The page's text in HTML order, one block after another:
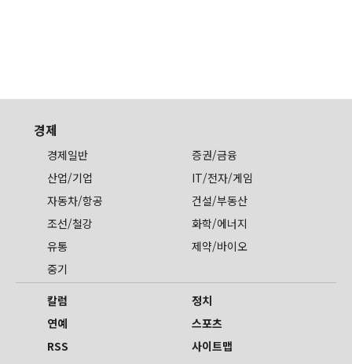
경제
경제일반
증권/금융
산업/기업
IT/전자/게임
자동차/항공
건설/부동산
조선/철강
화학/에너지
유통
제약/바이오
중기
칼럼
정치
연예
스포츠
RSS
사이트맵